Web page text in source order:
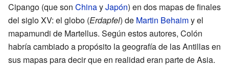
Cipango (que son ChinayJapón) en dos mapas de finales
del siglo XV: el globo (Erdapfel) de Martin Behaimy el
mapamundi de Martellus. Según estos autores, Colón
habría cambiado a propósito la geografía de las Antillas en
sus mapas para decir que en realidad eran parte de Asia.